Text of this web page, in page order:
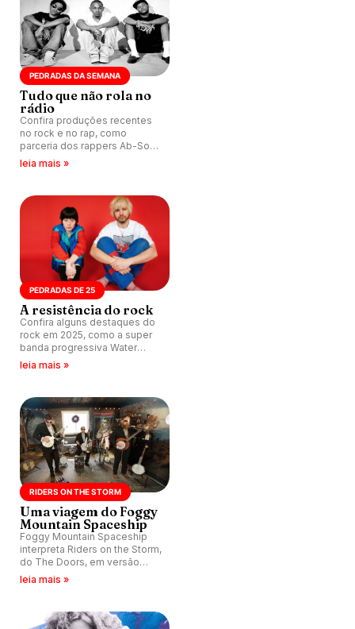
PEDRADAS DA SEMANA
Tudo que não rola no
rádio
Confira produções recentes
no rock e no rap, como
parceria dos rappers Ab-Soul
e Kendrick Lamar.
leia mais »
PEDRADAS DE 25
A resistência do rock
Confira alguns destaques do
rock em 2025, como a super
banda progressiva Water
From Your Eyes.
leia mais »
RIDERS ON THE STORM
Uma viagem do Foggy
Mountain Spaceship
Foggy Mountain Spaceship
interpreta Riders on the Storm,
do The Doors, em versão
intergalática.
leia mais »